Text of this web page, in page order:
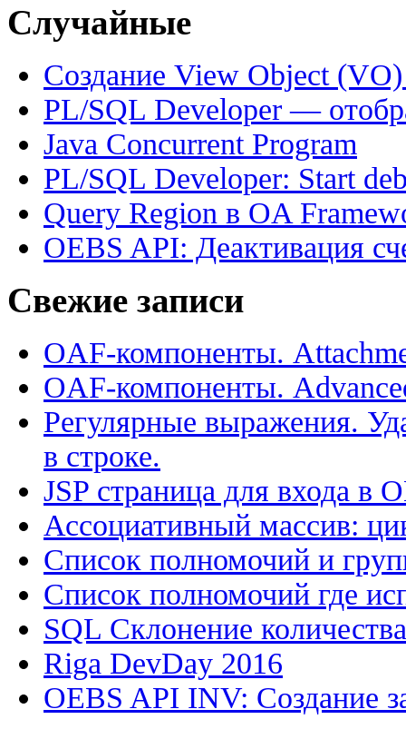
Случайные
Создание View Object
PL/SQL Developer —
Java Concurrent Program
PL/SQL Developer: Start
Query Region в OA
OEBS API: Деактивация
Свежие записи
OAF-компоненты.
OAF-компоненты.
Регулярные выражения.
в строке.
JSP страница для входа в
Ассоциативный массив:
Список полномочий и
Список полномочий где
SQL Склонение
Riga DevDay 2016
OEBS API INV: Создание